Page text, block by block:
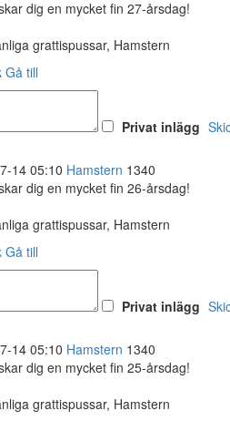
dig en mycket fin 27-årsdag!
grattispussar, Hamstern
Gå till
Privat inlägg
14 05:10 Hamstern 1340
dig en mycket fin 26-årsdag!
grattispussar, Hamstern
Gå till
Privat inlägg
14 05:10 Hamstern 1340
dig en mycket fin 25-årsdag!
grattispussar, Hamstern